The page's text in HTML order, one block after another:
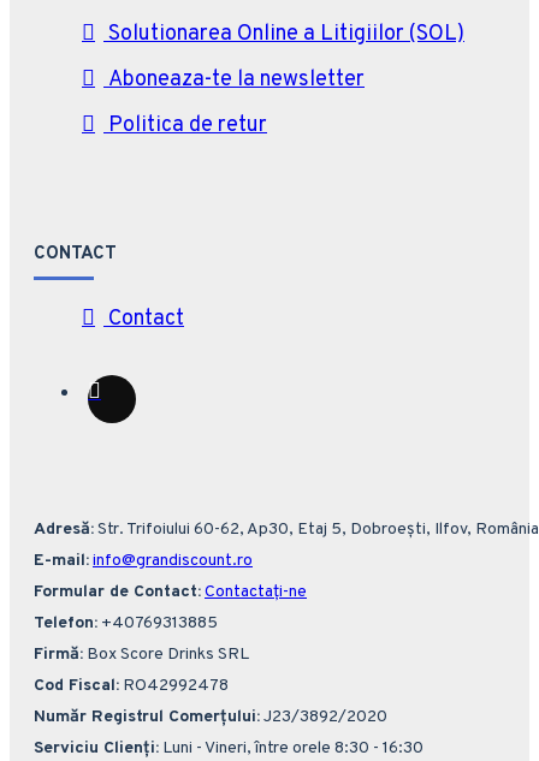
Solutionarea Online a Litigiilor (SOL)
Aboneaza-te la newsletter
Politica de retur
CONTACT
Contact
Adresă:Str. Trifoiului 60-62, Ap30, Etaj 5, Dobroești, Ilfov, România
E-mail:info@grandiscount.ro
Formular de Contact:Contactați-ne
Telefon: +40769313885
Firmă: Box Score Drinks SRL
Cod Fiscal: RO42992478
Număr Registrul Comerțului:J23/3892/2020
Serviciu Clienți: Luni - Vineri, între orele 8:30 - 16:30